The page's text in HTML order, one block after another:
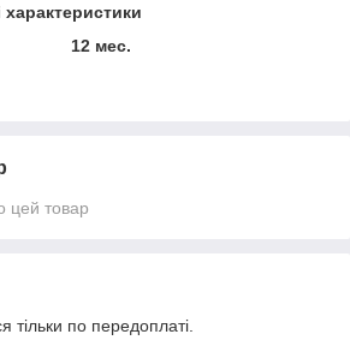
12 мес.
цей товар
тільки по передоплаті.